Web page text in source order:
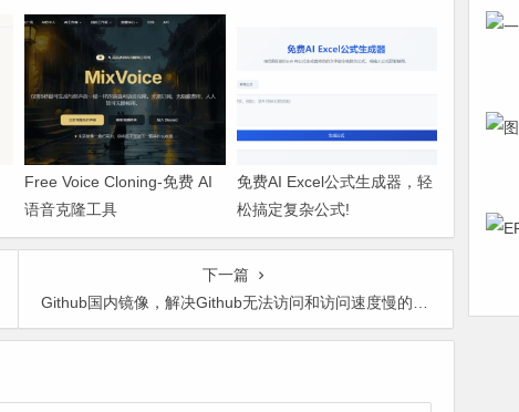
Free Voice Cloning-免费 AI
语音克隆工具
免费AI Excel公式生成器，轻
松搞定复杂公式!
下一篇
Github国内镜像，解决Github无法访问和访问速度慢的问题